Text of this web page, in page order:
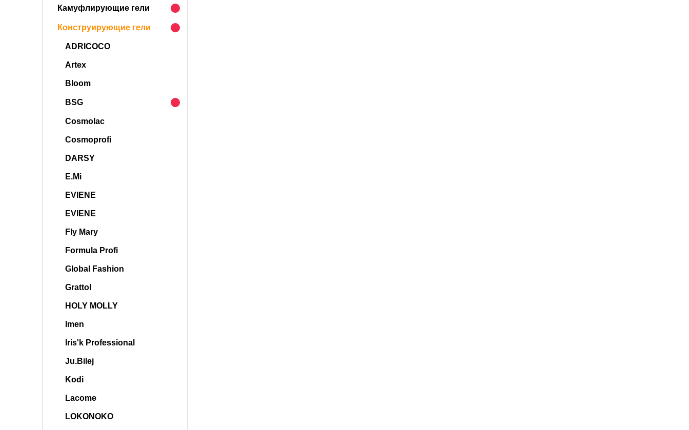
Камуфлирующие гели
Конструирующие гели
ADRICOCO
Artex
Bloom
BSG
Cosmolac
Cosmoprofi
DARSY
E.Mi
EVIENE
EVIENE
Fly Mary
Formula Profi
Global Fashion
Grattol
HOLY MOLLY
Imen
Iris'k Professional
Ju.Bilej
Kodi
Lacome
LOKONOKO